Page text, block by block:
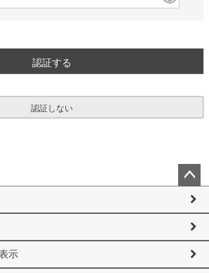
認証する
認証しない
ペー
ップ
へ
示